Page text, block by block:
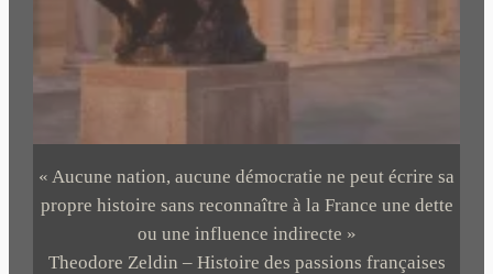
« Aucune nation, aucune démocratie ne peut écrire sa
propre histoire sans reconnaître à la France une dette
ou une influence indirecte »
Theodore Zeldin – Histoire des passions françaises